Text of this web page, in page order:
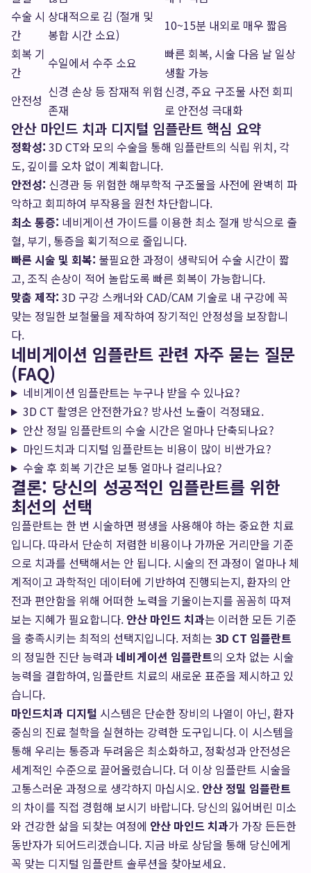
수술 시
간
상대적으로 김 (절개 및
봉합 시간 소요)
10~15분 내외로 매우 짧음
회복 기
간
수일에서 수주 소요
빠른 회복, 시술 다음 날 일상
생활 가능
안전성
신경 손상 등 잠재적 위험
존재
신경, 주요 구조물 사전 회피
로 안전성 극대화
안산 마인드 치과 디지털 임플란트 핵심 요약
정확성: 3D CT와 모의 수술을 통해 임플란트의 식립 위치, 각
도, 깊이를 오차 없이 계획합니다.
안전성: 신경관 등 위험한 해부학적 구조물을 사전에 완벽히 파
악하고 회피하여 부작용을 원천 차단합니다.
최소 통증: 네비게이션 가이드를 이용한 최소 절개 방식으로 출
혈, 부기, 통증을 획기적으로 줄입니다.
빠른 시술 및 회복: 불필요한 과정이 생략되어 수술 시간이 짧
고, 조직 손상이 적어 놀랍도록 빠른 회복이 가능합니다.
맞춤 제작: 3D 구강 스캐너와 CAD/CAM 기술로 내 구강에 꼭
맞는 정밀한 보철물을 제작하여 장기적인 안정성을 보장합니
다.
네비게이션 임플란트 관련 자주 묻는 질문
(FAQ)
네비게이션 임플란트는 누구나 받을 수 있나요?
3D CT 촬영은 안전한가요? 방사선 노출이 걱정돼요.
안산 정밀 임플란트의 수술 시간은 얼마나 단축되나요?
마인드치과 디지털 임플란트는 비용이 많이 비싼가요?
수술 후 회복 기간은 보통 얼마나 걸리나요?
결론: 당신의 성공적인 임플란트를 위한
최선의 선택
임플란트는 한 번 시술하면 평생을 사용해야 하는 중요한 치료
입니다. 따라서 단순히 저렴한 비용이나 가까운 거리만을 기준
으로 치과를 선택해서는 안 됩니다. 시술의 전 과정이 얼마나 체
계적이고 과학적인 데이터에 기반하여 진행되는지, 환자의 안
전과 편안함을 위해 어떠한 노력을 기울이는지를 꼼꼼히 따져
보는 지혜가 필요합니다. 안산 마인드 치과는 이러한 모든 기준
을 충족시키는 최적의 선택지입니다. 저희는 3D CT 임플란트
의 정밀한 진단 능력과 네비게이션 임플란트의 오차 없는 시술
능력을 결합하여, 임플란트 치료의 새로운 표준을 제시하고 있
습니다.
마인드치과 디지털 시스템은 단순한 장비의 나열이 아닌, 환자
중심의 진료 철학을 실현하는 강력한 도구입니다. 이 시스템을
통해 우리는 통증과 두려움은 최소화하고, 정확성과 안전성은
세계적인 수준으로 끌어올렸습니다. 더 이상 임플란트 시술을
고통스러운 과정으로 생각하지 마십시오. 안산 정밀 임플란트
의 차이를 직접 경험해 보시기 바랍니다. 당신의 잃어버린 미소
와 건강한 삶을 되찾는 여정에 안산 마인드 치과가 가장 든든한
동반자가 되어드리겠습니다. 지금 바로 상담을 통해 당신에게
꼭 맞는 디지털 임플란트 솔루션을 찾아보세요.